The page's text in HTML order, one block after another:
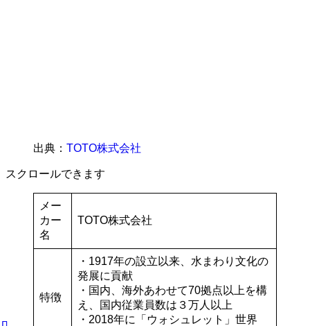
出典： TOTO株式会社
スクロールできます
メー
カー
名
TOTO株式会社
特徴
・1917年の設立以来、水まわり文化の
発展に貢献
・国内、海外あわせて70拠点以上を構
え、国内従業員数は３万人以上
・2018年に「ウォシュレット」世界